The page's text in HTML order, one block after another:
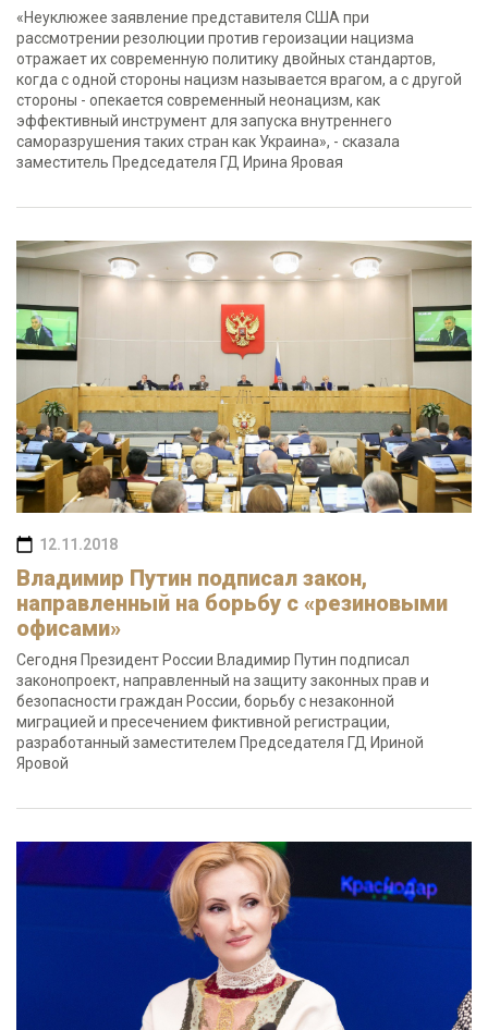
«Неуклюжее заявление представителя США при
рассмотрении резолюции против героизации нацизма
отражает их современную политику двойных стандартов,
когда с одной стороны нацизм называется врагом, а с другой
стороны - опекается современный неонацизм, как
эффективный инструмент для запуска внутреннего
саморазрушения таких стран как Украина», - сказала
заместитель Председателя ГД Ирина Яровая
12.11.2018
Владимир Путин подписал закон,
направленный на борьбу с «резиновыми
офисами»
Сегодня Президент России Владимир Путин подписал
законопроект, направленный на защиту законных прав и
безопасности граждан России, борьбу с незаконной
миграцией и пресечением фиктивной регистрации,
разработанный заместителем Председателя ГД Ириной
Яровой